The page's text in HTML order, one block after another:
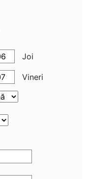
Joi
Vineri